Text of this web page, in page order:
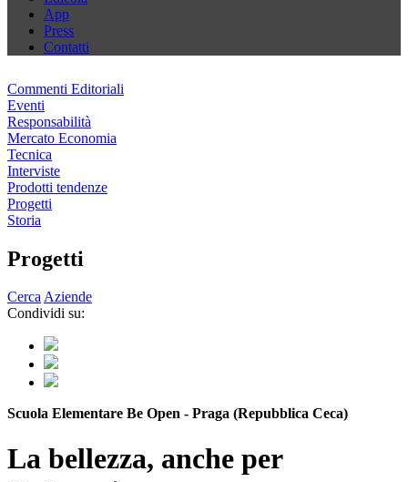
App
Press
Contatti
Commenti Editoriali
Eventi
Responsabilità
Mercato Economia
Tecnica
Interviste
Prodotti tendenze
Progetti
Storia
Progetti
CercaAziende
Condividi su:
Scuola Elementare Be Open - Praga (Repubblica Ceca)
La bellezza, anche per